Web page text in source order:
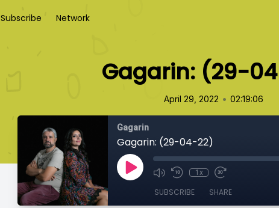
Subscribe Network
Gagarin: (29-
April 29, 2022 • 02:19:06
Gagarin
Gagarin: (29-04-22)
1x
SUBSCRIBE SHARE